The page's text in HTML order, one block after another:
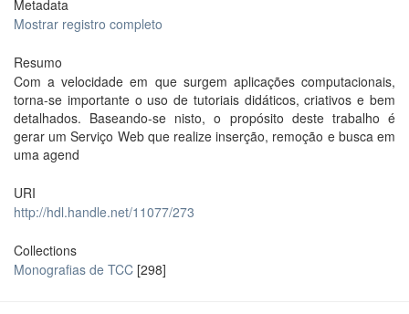
Metadata
Mostrar registro completo
Resumo
Com a velocidade em que surgem aplicações computacionais,
torna-se importante o uso de tutoriais didáticos, criativos e bem
detalhados. Baseando-se nisto, o propósito deste trabalho é
gerar um Serviço Web que realize inserção, remoção e busca em
uma agend
URI
http://hdl.handle.net/11077/273
Collections
Monografias de TCC [298]